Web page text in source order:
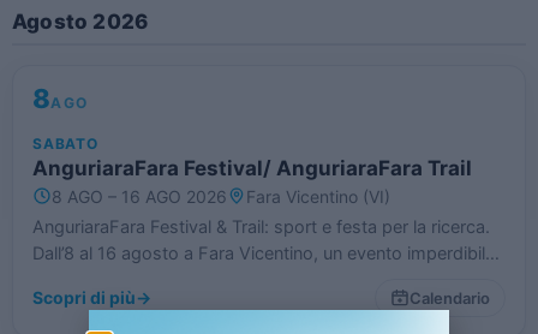
Agosto 2026
8AGO
SABATO
AnguriaraFara Festival/ AnguriaraFara Trail
8 AGO – 16 AGO 2026 Fara Vicentino (VI)
AnguriaraFara Festival & Trail: sport e festa per la ricerca.
Dall’8 al 16 agosto a Fara Vicentino, un evento imperdibile
speranza!
Scopri di più→ Calendario